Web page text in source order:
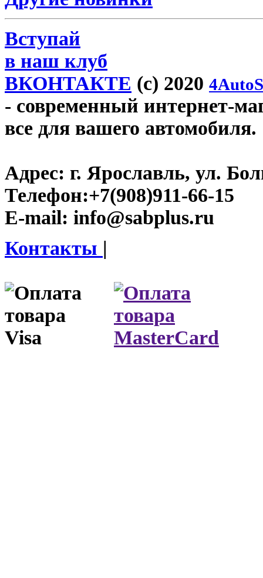
Вступай
в наш клуб
ВКОНТАКТЕ (c) 2020
- современный интернет-
все для вашего автомобиля.
Адрес: г. Ярославль, ул.
Телефон:+7(908)911-66-15
E-mail: info@sabplus.ru
Контакты |